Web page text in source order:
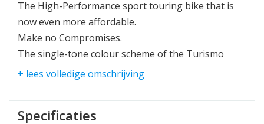
The High-Performance sport touring bike that is
now even more affordable.
Make no Compromises.
The single-tone colour scheme of the Turismo
Veloce Rosso makes it even more recognisable,
and elegance. For an unmistakeable MV look.
+ lees volledige omschrijving
Specificaties